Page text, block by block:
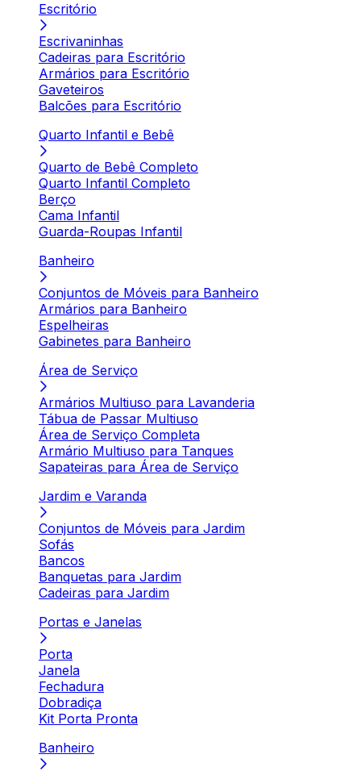
Escritório
Escrivaninhas
Cadeiras para Escritório
Armários para Escritório
Gaveteiros
Balcões para Escritório
Quarto Infantil e Bebê
Quarto de Bebê Completo
Quarto Infantil Completo
Berço
Cama Infantil
Guarda-Roupas Infantil
Banheiro
Conjuntos de Móveis para Banheiro
Armários para Banheiro
Espelheiras
Gabinetes para Banheiro
Área de Serviço
Armários Multiuso para Lavanderia
Tábua de Passar Multiuso
Área de Serviço Completa
Armário Multiuso para Tanques
Sapateiras para Área de Serviço
Jardim e Varanda
Conjuntos de Móveis para Jardim
Sofás
Bancos
Banquetas para Jardim
Cadeiras para Jardim
Portas e Janelas
Porta
Janela
Fechadura
Dobradiça
Kit Porta Pronta
Banheiro